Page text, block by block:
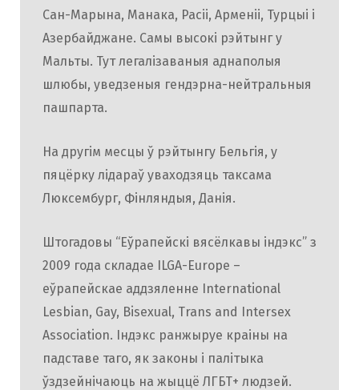
Сан-Марына, Манака, Расіі, Арменіі, Турцыі і
Азербайджане. Самы высокі рэйтынг у
Мальты. Тут легалізаваныя аднаполыя
шлюбы, уведзеныя гендэрна-нейтральныя
пашпарта.
На другім месцы ў рэйтынгу Бельгія, у
пяцёрку лідараў уваходзяць таксама
Люксембург, Фінляндыя, Данія.
Штогадовы “Еўрапейскі вясёлкавы індэкс” з
2009 года складае ILGA-Europe –
еўрапейскае аддзяленне International
Lesbian, Gay, Bisexual, Trans and Intersex
Association. Індэкс ранжыруе краіны на
падставе таго, як законы і палітыка
ўздзейнічаюць на жыццё ЛГБТ+ людзей.